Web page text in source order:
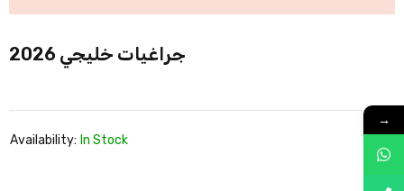
جراغيات خليجي 2026
Availability: In Stock
→